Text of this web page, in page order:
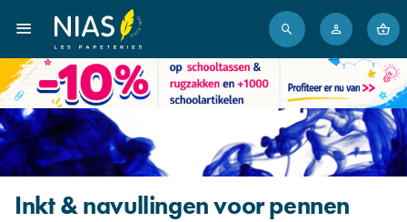
Inkt & navullingen voor pennen